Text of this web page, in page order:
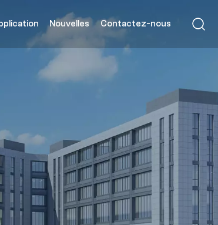
Nouvelles Contactez-nous